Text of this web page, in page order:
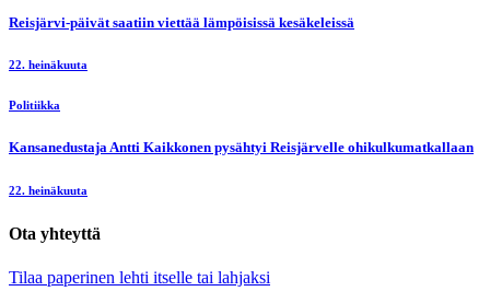
Reisjärvi-päivät saatiin viettää lämpöisissä kesäkeleissä
22. heinäkuuta
Politiikka
Kansanedustaja Antti Kaikkonen pysähtyi Reisjärvelle ohikulkumatkallaan
22. heinäkuuta
Ota yhteyttä
Tilaa paperinen lehti itselle tai lahjaksi